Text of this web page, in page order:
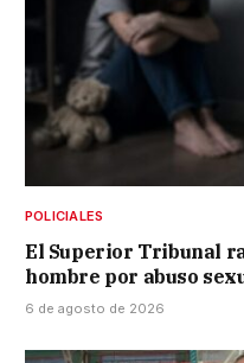
POLICIALES
El Superior Tribunal
hombre por abuso
6 de agosto de 2026